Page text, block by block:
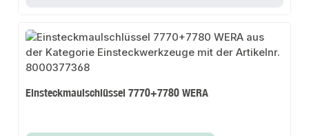
Einsteckmaulschlüssel 7770+7780 WERA